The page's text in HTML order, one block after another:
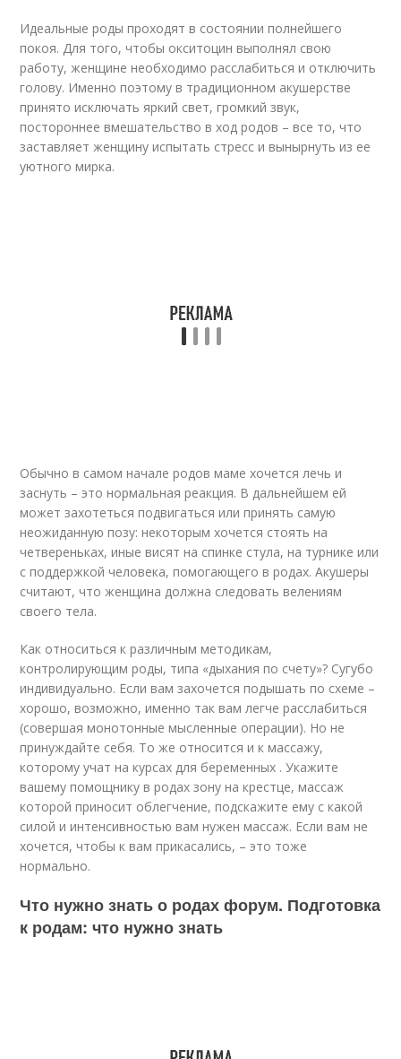
Идеальные роды проходят в состоянии полнейшего
покоя. Для того, чтобы окситоцин выполнял свою
работу, женщине необходимо расслабиться и отключить
голову. Именно поэтому в традиционном акушерстве
принято исключать яркий свет, громкий звук,
постороннее вмешательство в ход родов – все то, что
заставляет женщину испытать стресс и вынырнуть из ее
уютного мирка.
Обычно в самом начале родов маме хочется лечь и
заснуть – это нормальная реакция. В дальнейшем ей
может захотеться подвигаться или принять самую
неожиданную позу: некоторым хочется стоять на
четвереньках, иные висят на спинке стула, на турнике или
с поддержкой человека, помогающего в родах. Акушеры
считают, что женщина должна следовать велениям
своего тела.
Как относиться к различным методикам,
контролирующим роды, типа «дыхания по счету»? Сугубо
индивидуально. Если вам захочется подышать по схеме –
хорошо, возможно, именно так вам легче расслабиться
(совершая монотонные мысленные операции). Но не
принуждайте себя. То же относится и к массажу,
которому учат на курсах для беременных . Укажите
вашему помощнику в родах зону на крестце, массаж
которой приносит облегчение, подскажите ему с какой
силой и интенсивностью вам нужен массаж. Если вам не
хочется, чтобы к вам прикасались, – это тоже
нормально.
Что нужно знать о родах форум. Подготовка
к родам: что нужно знать